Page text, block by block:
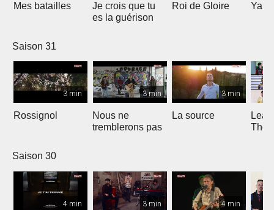
Mes batailles
Je crois que tu
es la guérison
Roi de Gloire
Saison 31
3 min
Rossignol
3 min
Nous ne
tremblerons pas
3 min
La source
The
Saison 30
4 min 3 min 4 min